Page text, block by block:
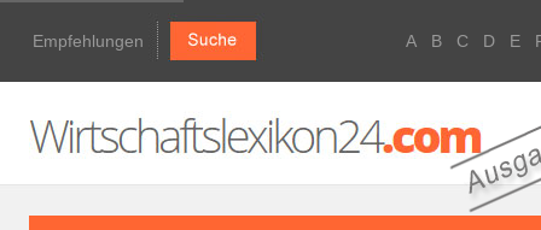
Empfehlungen A B C D E